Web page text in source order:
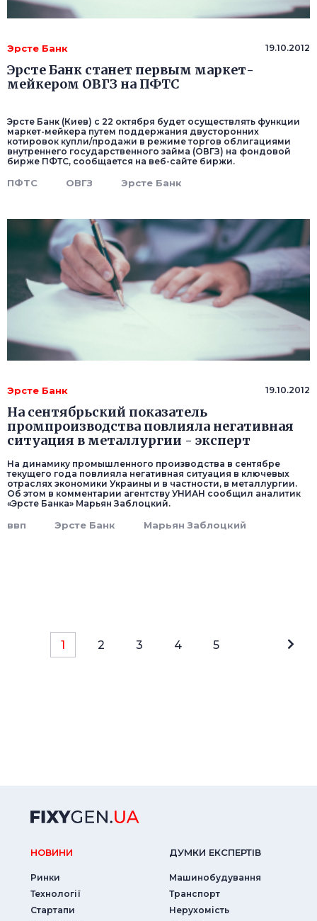
Эрсте Банк 19.10.2012
Эрсте Банк станет первым маркет-
мейкером ОВГЗ на ПФТС
Эрсте Банк (Киев) с 22 октября будет осуществлять функции
маркет-мейкера путем поддержания двусторонних
котировок купли/продажи в режиме торгов облигациями
внутреннего государственного займа (ОВГЗ) на фондовой
бирже ПФТС, сообщается на веб-сайте биржи.
ПФТС ОВГЗ Эрсте Банк
Эрсте Банк 19.10.2012
На сентябрьский показатель
промпроизводства повлияла негативная
ситуация в металлургии - эксперт
На динамику промышленного производства в сентябре
текущего года повлияла негативная ситуация в ключевых
отраслях экономики Украины и в частности, в металлургии.
Об этом в комментарии агентству УНИАН сообщил аналитик
«Эрсте Банка» Марьян Заблоцкий.
ввп Эрсте Банк Марьян Заблоцкий
1 2 3 4 5
НОВИНИ
Ринки
Технології
Стартапи
ДУМКИ ЕКСПЕРТIВ
Машинобудування
Транспорт
Нерухомість